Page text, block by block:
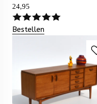
24,95
Bestellen